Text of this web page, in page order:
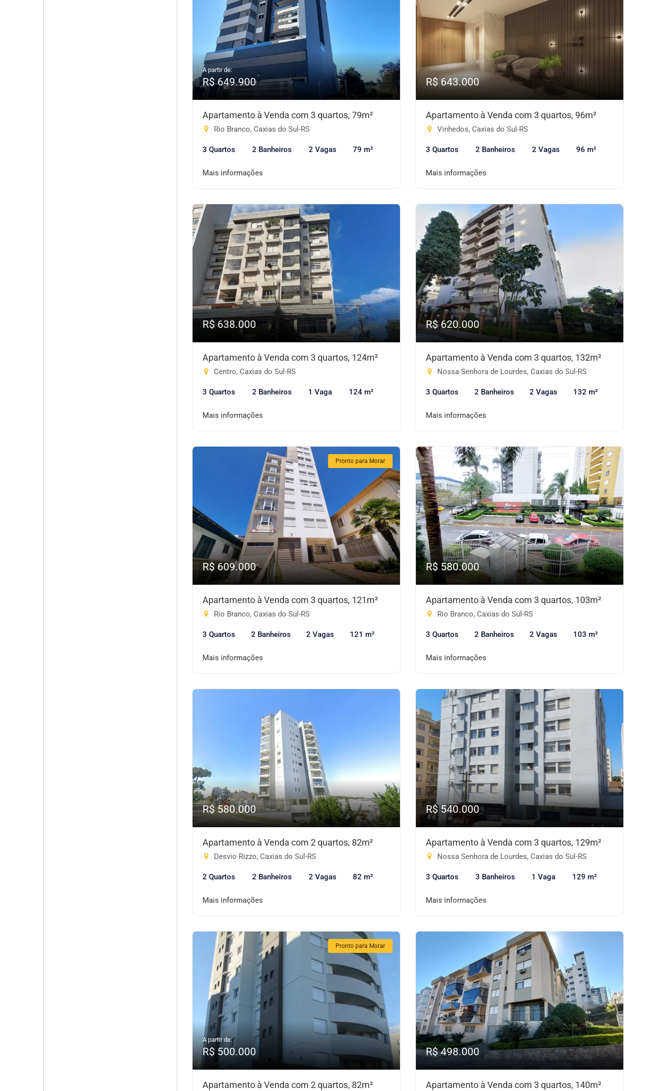
A partir de:
R$ 649.900
Apartamento à Venda com 3 quartos, 79m²
Rio Branco, Caxias do Sul-RS
3 Quartos 2 Banheiros 2 Vagas 79 m²
Mais informações
R$ 643.000
Apartamento à Venda com 3 quartos, 96m²
Vinhedos, Caxias do Sul-RS
3 Quartos 2 Banheiros 2 Vagas 96 m²
Mais informações
R$ 638.000
Apartamento à Venda com 3 quartos, 124m²
Centro, Caxias do Sul-RS
3 Quartos 2 Banheiros 1 Vaga 124 m²
Mais informações
R$ 620.000
Apartamento à Venda com 3 quartos, 132m²
Nossa Senhora de Lourdes, Caxias do Sul-RS
3 Quartos 2 Banheiros 2 Vagas 132 m²
Mais informações
Pronto para Morar
R$ 609.000
Apartamento à Venda com 3 quartos, 121m²
Rio Branco, Caxias do Sul-RS
3 Quartos 2 Banheiros 2 Vagas 121 m²
Mais informações
R$ 580.000
Apartamento à Venda com 3 quartos, 103m²
Rio Branco, Caxias do Sul-RS
3 Quartos 2 Banheiros 2 Vagas 103 m²
Mais informações
R$ 580.000
Apartamento à Venda com 2 quartos, 82m²
Desvio Rizzo, Caxias do Sul-RS
2 Quartos 2 Banheiros 2 Vagas 82 m²
Mais informações
R$ 540.000
Apartamento à Venda com 3 quartos, 129m²
Nossa Senhora de Lourdes, Caxias do Sul-RS
3 Quartos 3 Banheiros 1 Vaga 129 m²
Mais informações
Pronto para Morar
A partir de:
R$ 500.000
Apartamento à Venda com 2 quartos, 82m²
R$ 498.000
Apartamento à Venda com 3 quartos, 140m²